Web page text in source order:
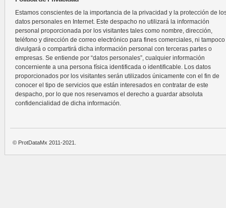
Estamos conscientes de la importancia de la privacidad y la protección de
datos personales en Internet. Este despacho no utilizará la información
personal proporcionada por los visitantes tales como nombre, dirección,
teléfono y dirección de correo electrónico para fines comerciales, ni tampoco
divulgará o compartirá dicha información personal con terceras partes o
empresas. Se entiende por “datos personales”, cualquier información
concerniente a una persona física identificada o identificable. Los datos
proporcionados por los visitantes serán utilizados únicamente con el fin de
conocer el tipo de servicios que están interesados en contratar de este
despacho, por lo que nos reservamos el derecho a guardar absoluta
confidencialidad de dicha información.
© ProtDataMx 2011-2021.